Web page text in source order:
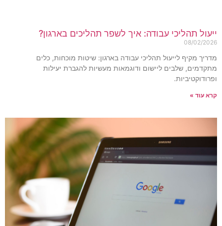
תהליכי עבודה: איך לשפר תהליכים בארגון?
08/02/
מקיף לייעול תהליכי עבודה בארגון: שיטות מוכחות, כלים
שלבים ליישום ודוגמאות מעשיות להגברת יעילות
עוד »